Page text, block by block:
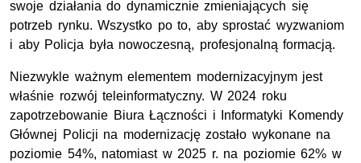
swoje działania do dynamicznie zmieniających się
potrzeb rynku. Wszystko po to, aby sprostać wyzwaniom
i aby Policja była nowoczesną, profesjonalną formacją.
Niezwykle ważnym elementem modernizacyjnym jest
właśnie rozwój teleinformatyczny. W 2024 roku
zapotrzebowanie Biura Łączności i Informatyki Komendy
Głównej Policji na modernizację zostało wykonane na
poziomie 54%, natomiast w 2025 r. na poziomie 62% w